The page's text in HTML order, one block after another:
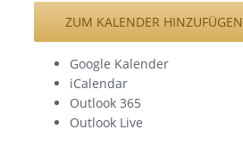
ZUM KALENDER HINZUFÜGEN
Google Kalender
iCalendar
Outlook 365
Outlook Live